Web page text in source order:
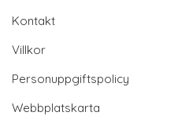
Kontakt
Villkor
Personuppgiftspolicy
Webbplatskarta